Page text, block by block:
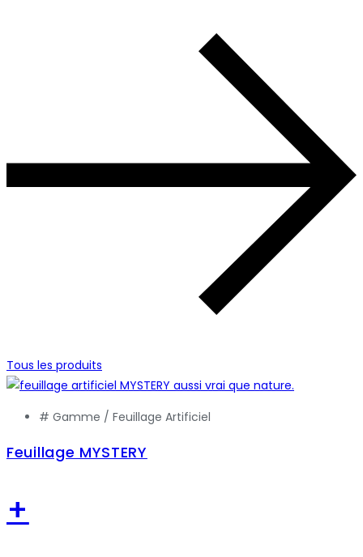
Tous les produits
# Gamme / Feuillage Artificiel
Feuillage MYSTERY
+